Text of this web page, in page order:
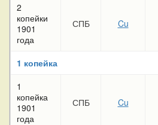
2
копейки
1901
года
СПБ Cu
1 копейка
1
копейка
1901
года
СПБ Cu